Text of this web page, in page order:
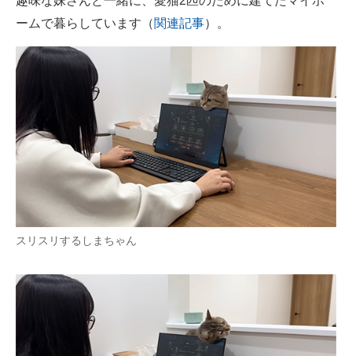
ームで暮らしています（関連記事）。
スリスリするしまちゃん